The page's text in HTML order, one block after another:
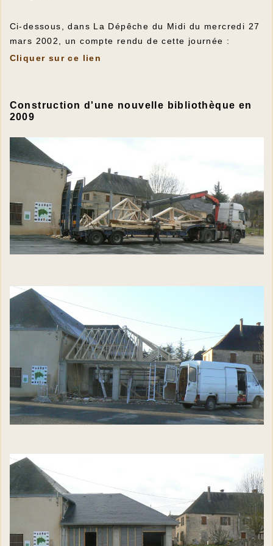
Ci-dessous, dans La Dépêche du Midi du mercredi 27
mars 2002, un compte rendu de cette journée :
Cliquer sur ce lien
Construction d'une nouvelle bibliothèque en
2009